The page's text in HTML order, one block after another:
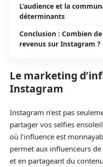
L’audience et la
déterminants
Conclusion : Combien
revenus sur Instagram ?
Le marketing
Instagram
Instagram n’est pas
partager vos selfies
où l’influence est
permet aux influenceurs de
et en partageant du